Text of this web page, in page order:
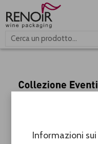
Informazioni